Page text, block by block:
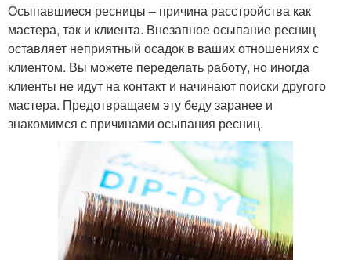
Осыпавшиеся ресницы – причина расстройства как
мастера, так и клиента. Внезапное осыпание ресниц
оставляет неприятный осадок в ваших отношениях с
клиентом. Вы можете переделать работу, но иногда
клиенты не идут на контакт и начинают поиски другого
мастера. Предотвращаем эту беду заранее и
знакомимся с причинами осыпания ресниц.